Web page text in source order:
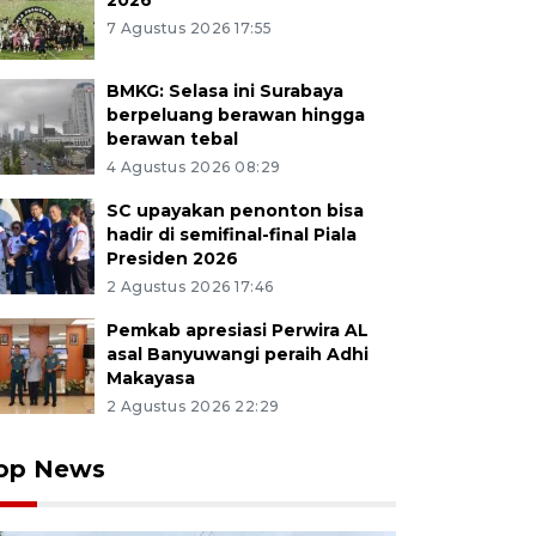
7 Agustus 2026 17:55
BMKG: Selasa ini Surabaya
berpeluang berawan hingga
berawan tebal
4 Agustus 2026 08:29
SC upayakan penonton bisa
hadir di semifinal-final Piala
Presiden 2026
2 Agustus 2026 17:46
Pemkab apresiasi Perwira AL
asal Banyuwangi peraih Adhi
Makayasa
2 Agustus 2026 22:29
News